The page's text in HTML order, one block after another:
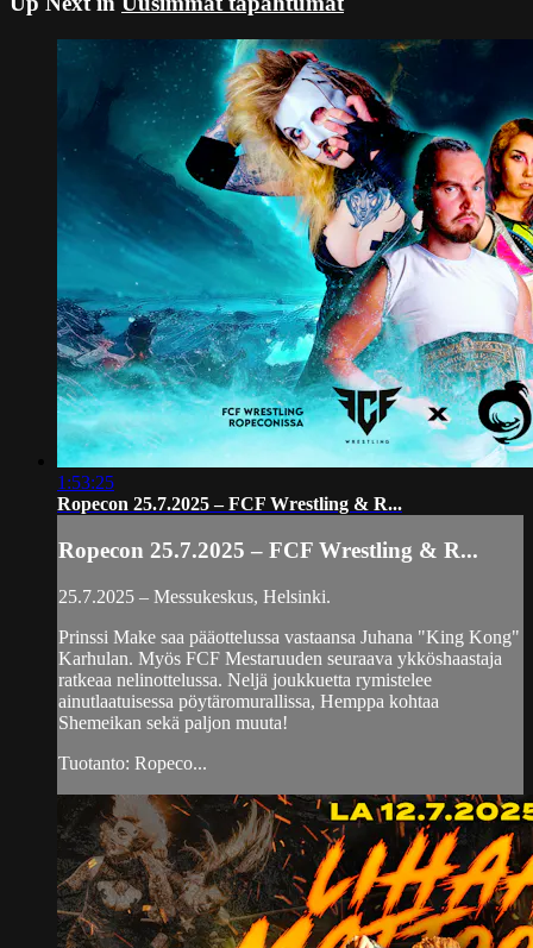
1:53:25
Ropecon 25.7.2025 – FCF Wrestling & R...
Ropecon 25.7.2025 – FCF Wrestling & R...
25.7.2025 – Messukeskus, Helsinki.
Prinssi Make saa pääottelussa vastaansa Juhana "King Kong"
Karhulan. Myös FCF Mestaruuden seuraava ykköshaastaja
ratkeaa nelinottelussa. Neljä joukkuetta rymistelee
ainutlaatuisessa pöytäromurallissa, Hemppa kohtaa
Shemeikan sekä paljon muuta!
Tuotanto: Ropeco...